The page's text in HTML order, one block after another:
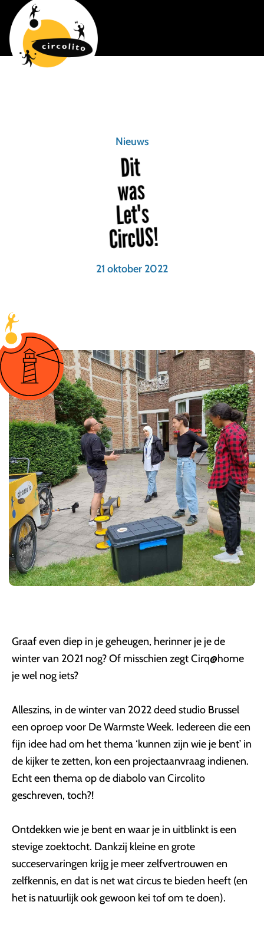
Nieuws
Dit
was
Let's
CircUS!
21 oktober 2022
Graaf even diep in je geheugen, herinner je je de
winter van 2021 nog? Of misschien zegt Cirq@home
je wel nog iets?
Alleszins, in de winter van 2022 deed studio Brussel
een oproep voor De Warmste Week. Iedereen die een
fijn idee had om het thema ‘kunnen zijn wie je bent’ in
de kijker te zetten, kon een projectaanvraag indienen.
Echt een thema op de diabolo van Circolito
geschreven, toch?!
Ontdekken wie je bent en waar je in uitblinkt is een
stevige zoektocht. Dankzij kleine en grote
succeservaringen krijg je meer zelfvertrouwen en
zelfkennis, en dat is net wat circus te bieden heeft (en
het is natuurlijk ook gewoon kei tof om te doen).